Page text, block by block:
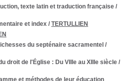
texte latin et traduction française /
et index / TERTULLIEN
du septénaire sacramentel /
droit de l'Église : Du VIIIe au XIIIe siècle /
et méthodes de leur éducation